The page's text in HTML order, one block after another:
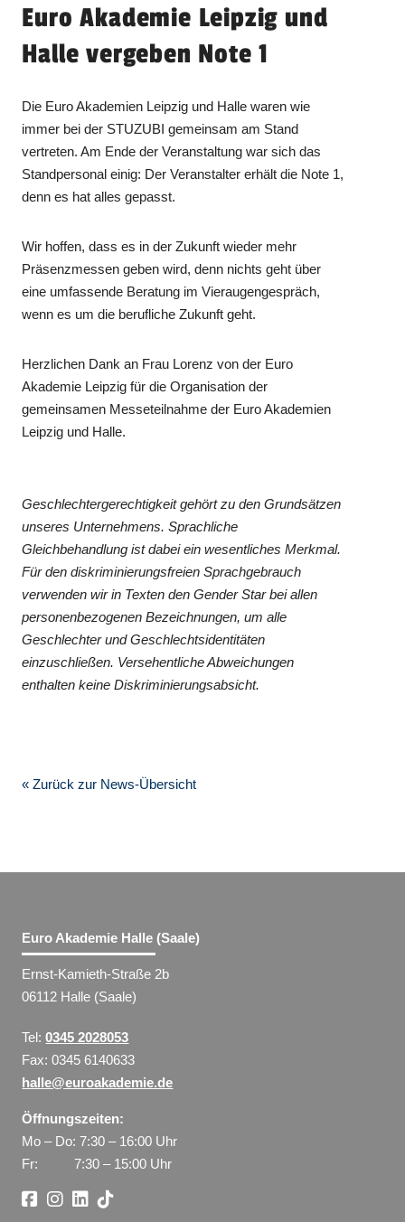
Euro Akademie Leipzig und
Halle vergeben Note 1
Die Euro Akademien Leipzig und Halle waren wie
immer bei der STUZUBI gemeinsam am Stand
vertreten. Am Ende der Veranstaltung war sich das
Standpersonal einig: Der Veranstalter erhält die Note 1,
denn es hat alles gepasst.
Wir hoffen, dass es in der Zukunft wieder mehr
Präsenzmessen geben wird, denn nichts geht über
eine umfassende Beratung im Vieraugengespräch,
wenn es um die berufliche Zukunft geht.
Herzlichen Dank an Frau Lorenz von der Euro
Akademie Leipzig für die Organisation der
gemeinsamen Messeteilnahme der Euro Akademien
Leipzig und Halle.
Geschlechtergerechtigkeit gehört zu den Grundsätzen
unseres Unternehmens. Sprachliche
Gleichbehandlung ist dabei ein wesentliches Merkmal.
Für den diskriminierungsfreien Sprachgebrauch
verwenden wir in Texten den Gender Star bei allen
personenbezogenen Bezeichnungen, um alle
Geschlechter und Geschlechtsidentitäten
einzuschließen. Versehentliche Abweichungen
enthalten keine Diskriminierungsabsicht.
« Zurück zur News-Übersicht
Euro Akademie Halle (Saale)
Ernst-Kamieth-Straße 2b
06112 Halle (Saale)
Tel:0345 2028053
Fax: 0345 6140633
halle@euroakademie.de
Öffnungszeiten:
Mo – Do: 7:30 – 16:00 Uhr
Fr: 7:30 – 15:00 Uhr